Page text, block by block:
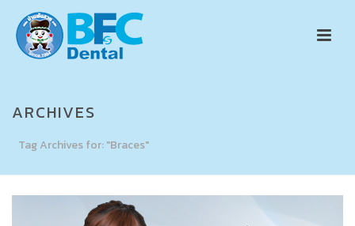
ARCHIVES
Tag Archives for: "Braces"